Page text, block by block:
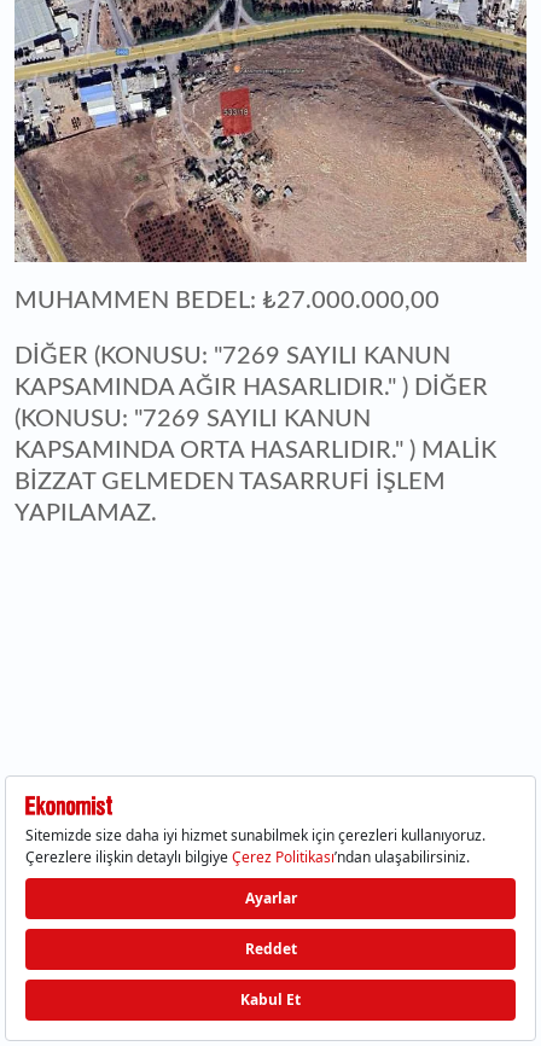
MUHAMMEN BEDEL: ₺27.000.000,00
DİĞER (KONUSU: "7269 SAYILI KANUN
KAPSAMINDA AĞIR HASARLIDIR." ) DİĞER
(KONUSU: "7269 SAYILI KANUN
KAPSAMINDA ORTA HASARLIDIR." ) MALİK
BİZZAT GELMEDEN TASARRUFİ İŞLEM
YAPILAMAZ.